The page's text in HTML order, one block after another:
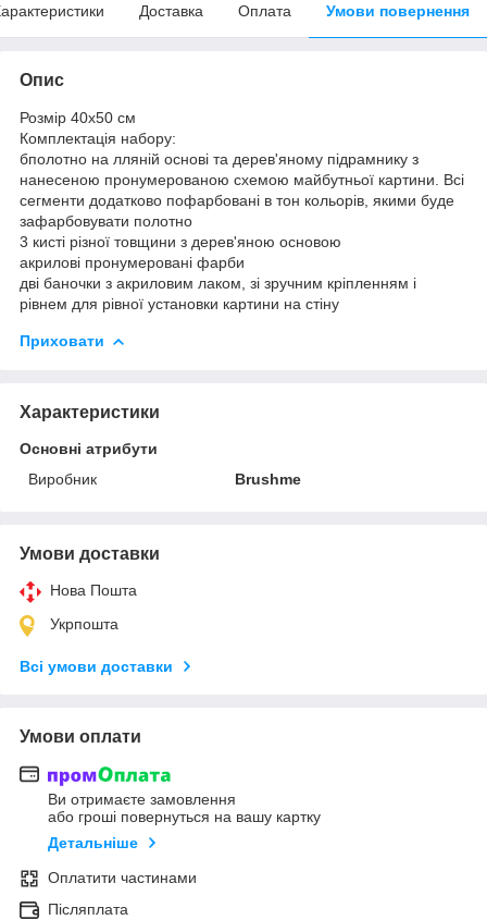
Доставка Оплата Умови повернення
Опис
Розмір 40x50 см
Комплектація набору:
бполотно на лляній основі та дерев'яному підрамнику з
нанесеною пронумерованою схемою майбутньої картини. Всі
сегменти додатково пофарбовані в тон кольорів, якими буде
зафарбовувати полотно
3 кисті різної товщини з дерев'яною основою
акрилові пронумеровані фарби
дві баночки з акриловим лаком, зі зручним кріпленням і
рівнем для рівної установки картини на стіну
Приховати
Характеристики
Основні атрибути
Виробник
Brushme
Умови доставки
Нова Пошта
Укрпошта
Всі умови доставки
Умови оплати
Ви отримаєте замовлення
або гроші повернуться на вашу картку
Детальніше
Оплатити частинами
Післяплата